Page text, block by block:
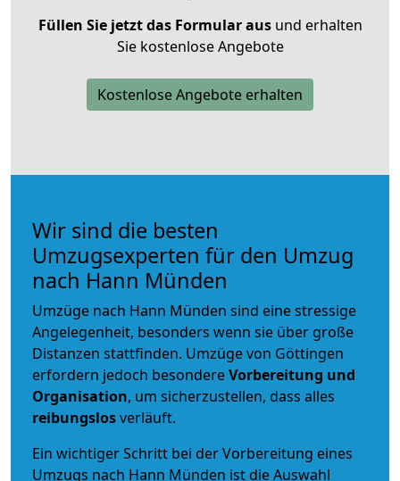
Füllen Sie jetzt das Formular ausund erhalten
Sie kostenlose Angebote
Kostenlose Angebote erhalten
Wir sind die besten
Umzugsexperten für den Umzug
nach Hann Münden
Umzüge nach Hann Münden sind eine stressige
Angelegenheit, besonders wenn sie über große
Distanzen stattfinden. Umzüge von Göttingen
erfordern jedoch besondereVorbereitung und
Organisation, um sicherzustellen, dass alles
reibungslosverläuft.
Ein wichtiger Schritt bei der Vorbereitung eines
Umzugs nach Hann Münden ist die Auswahl